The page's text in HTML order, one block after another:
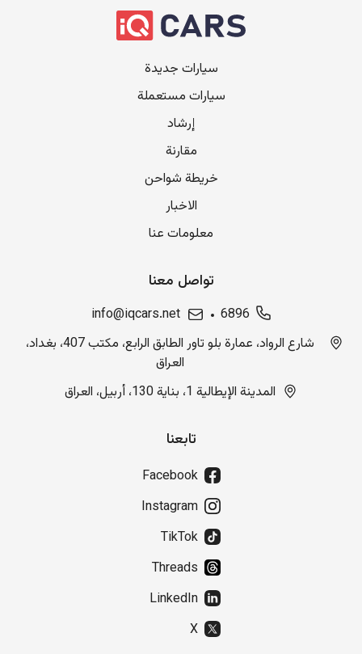
سيارات جديدة
سيارات مستعملة
إرشاد
مقارنة
خريطة شواحن
الاخبار
معلومات عنا
تواصل معنا
6896
info@iqcars.net
شارع الرواد، عمارة بلو تاور الطابق الرابع، مكتب 407، بغداد،
العراق
المدينة الإيطالية 1، بناية 130، أربيل، العراق
تابعنا
Facebook
Instagram
TikTok
Threads
LinkedIn
X